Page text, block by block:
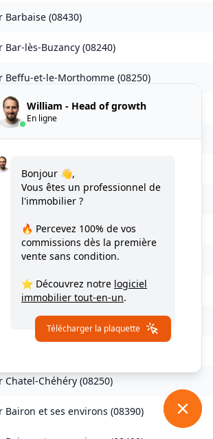
Barbaise (08430)
Bar-lès-Buzancy (08240)
Beffu-et-le-Morthomme (08250)
Belval(08090)
Belval-Bois-des-Dames(08240)
Bourcq(08400)
Bogny-sur-Meuse
Brévilly(08140)
Bulson(08450
Chagny(08430 )
Chalandry-Elaire
Chatel-Chéhéry (08250)
Bairon et ses environs (08390)
William - Head of growth
En ligne
Bonjour 👋,
Vous êtes un professionnel de
l'immobilier ?
🔥 Percevez 100% de vos
commissions dès la première
vente sans condition.
⭐ Découvrez notre logiciel
immobilier tout-en-un.
Télécharger la plaquette